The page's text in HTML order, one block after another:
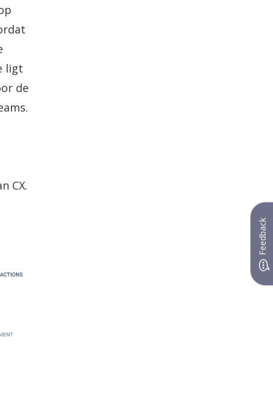
ligt
de
CX.
Feedback